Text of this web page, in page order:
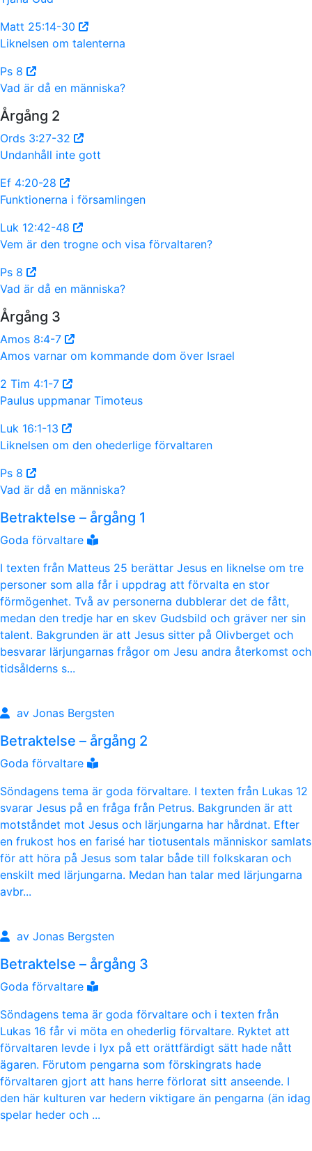
Matt 25:14-30
Liknelsen om talenterna
Ps 8
Vad är då en människa?
Årgång 2
Ords 3:27-32
Undanhåll inte gott
Ef 4:20-28
Funktionerna i församlingen
Luk 12:42-48
Vem är den trogne och visa förvaltaren?
Ps 8
Vad är då en människa?
Årgång 3
Amos 8:4-7
Amos varnar om kommande dom över Israel
2 Tim 4:1-7
Paulus uppmanar Timoteus
Luk 16:1-13
Liknelsen om den ohederlige förvaltaren
Ps 8
Vad är då en människa?
Betraktelse – årgång 1
Goda förvaltare
I texten från Matteus 25 berättar Jesus en liknelse om tre
personer som alla får i uppdrag att förvalta en stor
förmögenhet. Två av personerna dubblerar det de fått,
medan den tredje har en skev Gudsbild och gräver ner sin
talent. Bakgrunden är att Jesus sitter på Olivberget och
besvarar lärjungarnas frågor om Jesu andra återkomst och
tidsålderns s...
av Jonas Bergsten
Betraktelse – årgång 2
Goda förvaltare
Söndagens tema är goda förvaltare. I texten från Lukas 12
svarar Jesus på en fråga från Petrus. Bakgrunden är att
motståndet mot Jesus och lärjungarna har hårdnat. Efter
en frukost hos en farisé har tiotusentals människor samlats
för att höra på Jesus som talar både till folkskaran och
enskilt med lärjungarna. Medan han talar med lärjungarna
avbr...
av Jonas Bergsten
Betraktelse – årgång 3
Goda förvaltare
Söndagens tema är goda förvaltare och i texten från
Lukas 16 får vi möta en ohederlig förvaltare. Ryktet att
förvaltaren levde i lyx på ett orättfärdigt sätt hade nått
ägaren. Förutom pengarna som förskingrats hade
förvaltaren gjort att hans herre förlorat sitt anseende. I
den här kulturen var hedern viktigare än pengarna (än idag
spelar heder och ...